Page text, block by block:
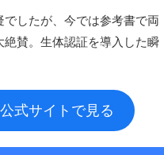
したが、今では参考書で両
賛。生体認証を導入した瞬
式サイトで見る